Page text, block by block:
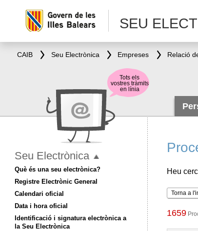
SEU
CAIB Seu Electrònica Empreses Relació
Heu
Torna a
1659
Tots els
vostres tràmits
en línia
Seu Electrònica
Què és una seu electrònica?
Registre Electrònic General
Calendari oficial
Data i hora oficial
Identificació i signatura electrònica a
la Seu Electrònica